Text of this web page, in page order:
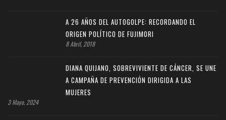
A 26 AÑOS DEL AUTOGOLPE: RECORDANDO EL
ORIGEN POLÍTICO DE FUJIMORI
8 Abril, 2018
DIANA QUIJANO, SOBREVIVIENTE DE CÁNCER, SE UNE
A CAMPAÑA DE PREVENCIÓN DIRIGIDA A LAS
MUJERES
3 Mayo, 2024